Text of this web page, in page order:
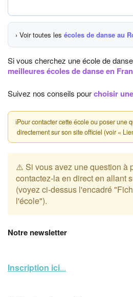
› Voir toutes les écoles de danse au
Si vous cherchez une école de
meilleures écoles de danse en
Suivez nos conseils pourchoisir
ℹPour contacter cette école ou poser une
directement sur son site officiel (voir «
⚠️ Si vous avez une question à
contactez-la en direct en allant
(voyez ci-dessus l'encadré
l'école").
Notre newsletter
Inscription ici...